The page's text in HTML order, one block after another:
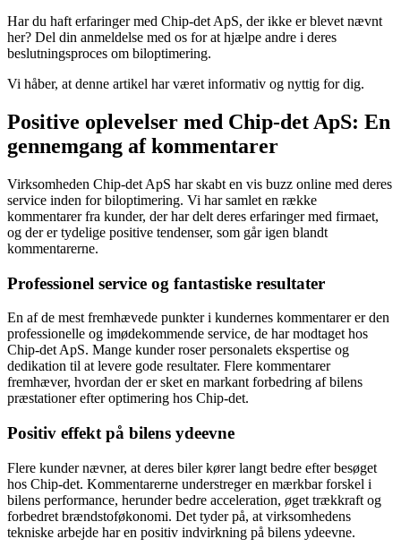
Har du haft erfaringer med Chip-det ApS, der ikke er blevet nævnt
her? Del din anmeldelse med os for at hjælpe andre i deres
beslutningsproces om biloptimering.
Vi håber, at denne artikel har været informativ og nyttig for dig.
Positive oplevelser med Chip-det ApS: En
gennemgang af kommentarer
Virksomheden Chip-det ApS har skabt en vis buzz online med deres
service inden for biloptimering. Vi har samlet en række
kommentarer fra kunder, der har delt deres erfaringer med firmaet,
og der er tydelige positive tendenser, som går igen blandt
kommentarerne.
Professionel service og fantastiske resultater
En af de mest fremhævede punkter i kundernes kommentarer er den
professionelle og imødekommende service, de har modtaget hos
Chip-det ApS. Mange kunder roser personalets ekspertise og
dedikation til at levere gode resultater. Flere kommentarer
fremhæver, hvordan der er sket en markant forbedring af bilens
præstationer efter optimering hos Chip-det.
Positiv effekt på bilens ydeevne
Flere kunder nævner, at deres biler kører langt bedre efter besøget
hos Chip-det. Kommentarerne understreger en mærkbar forskel i
bilens performance, herunder bedre acceleration, øget trækkraft og
forbedret brændstoføkonomi. Det tyder på, at virksomhedens
tekniske arbejde har en positiv indvirkning på bilens ydeevne.